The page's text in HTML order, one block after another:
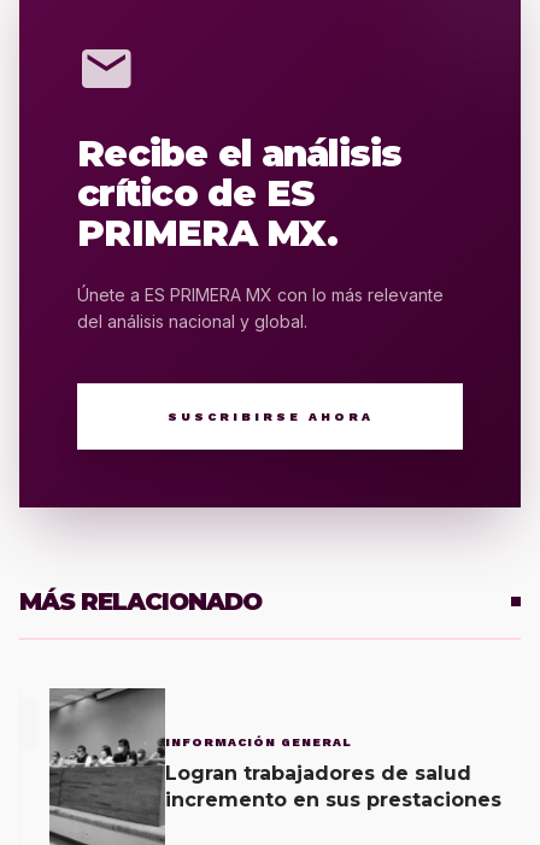
mail
Recibe el análisis
crítico de ES
PRIMERA MX.
Únete a ES PRIMERA MX con lo más relevante
del análisis nacional y global.
SUSCRIBIRSE AHORA
MÁS RELACIONADO
INFORMACIÓN GENERAL
Logran trabajadores de salud
incremento en sus prestaciones